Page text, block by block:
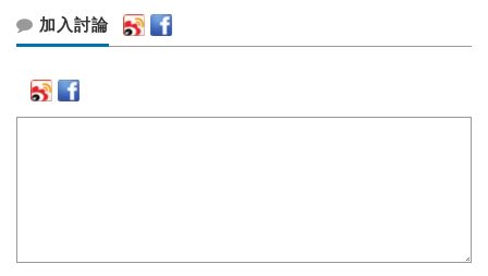
加入討論